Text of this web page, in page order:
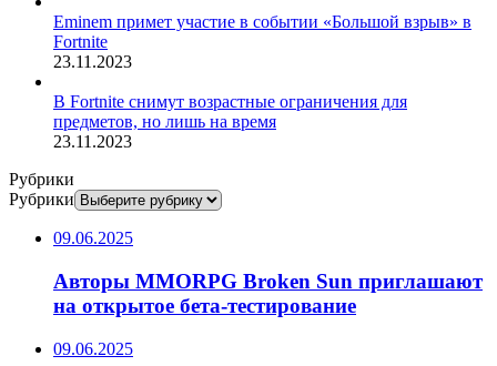
Eminem примет участие в событии «Большой взрыв» в
Fortnite
23.11.2023
В Fortnite снимут возрастные ограничения для
предметов, но лишь на время
23.11.2023
Рубрики
Рубрики
09.06.2025
Авторы MMORPG Broken Sun приглашают
на открытое бета-тестирование
09.06.2025